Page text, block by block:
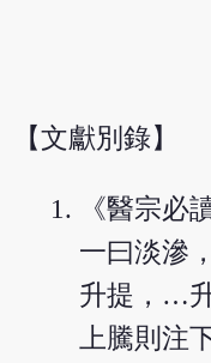
【文獻別錄】
《醫宗必
一曰淡滲
升提，…
上騰則注